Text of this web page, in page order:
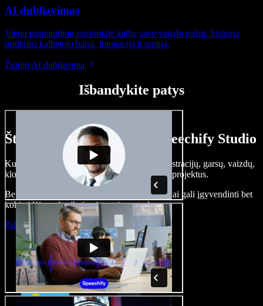
AI dubliavimas
Vienu paspaudimu pasirinkite kalbą savo vaizdo įrašui. Sistema
priderins kalbėtojo balsą, intonaciją ir tempą.
Žiūrėti AI dubliavimą
Išbandykite patys
Štai ką galite nuveikti su Speechify Studio
Kurkite įgarsinimus, pridėkite nemokamų iliustracijų, garsų, vaizdų,
klonuokite balsą – kurkite pilnus, įspūdingus projektus.
Be jokių mokymų ir viskas naršyklėje – kūrėjai gali įgyvendinti bet
kokią idėją, neberibojami senųjų metodų.
Paleisti studiją